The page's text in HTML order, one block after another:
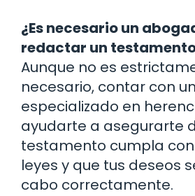
¿Es necesario un
redactar un
Aunque no es
necesario, contar con
especializado en
ayudarte a asegurarte
testamento cumpla
leyes y que tus deseos
cabo correctamente.